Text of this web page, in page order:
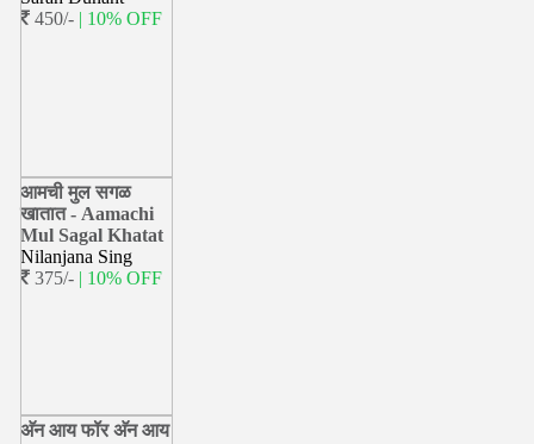
450/- | 10% OFF
आमची मुल सगळ
खातात - Aamachi
Mul Sagal Khatat
Nilanjana Sing
375/- | 10% OFF
अ‍ॅन आय फॉर अ‍ॅन आय